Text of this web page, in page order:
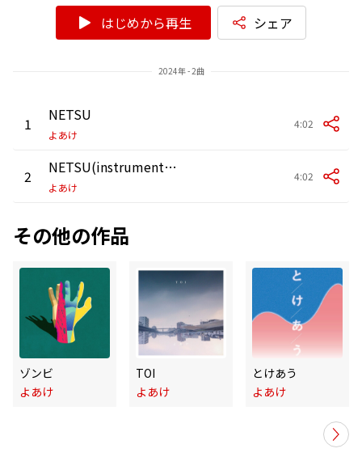
はじめから再生 シェア
2024年 - 2曲
1 NETSU
よあけ
4:02
2 NETSU(instrumental)
よあけ
4:02
その他の作品
ゾンビ
よあけ
TOI
よあけ
とけあう
よあけ